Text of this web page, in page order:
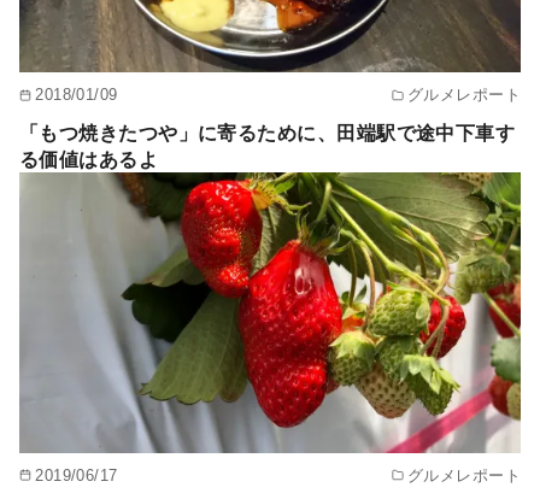
2018/01/09 グルメレポート
「もつ焼きたつや」に寄るために、田端駅で途中下車す
る価値はあるよ
2019/06/17 グルメレポート